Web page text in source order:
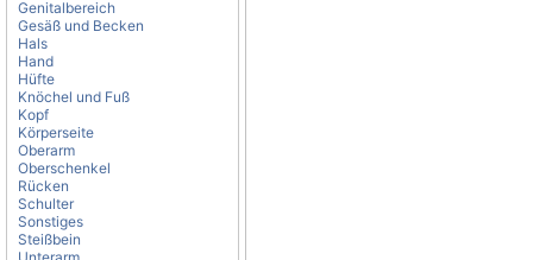
Genitalbereich
Gesäß und Becken
Hals
Hand
Hüfte
Knöchel und Fuß
Kopf
Körperseite
Oberarm
Oberschenkel
Rücken
Schulter
Sonstiges
Steißbein